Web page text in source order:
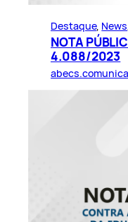
Destaque, News
NOTA
4.088/2023